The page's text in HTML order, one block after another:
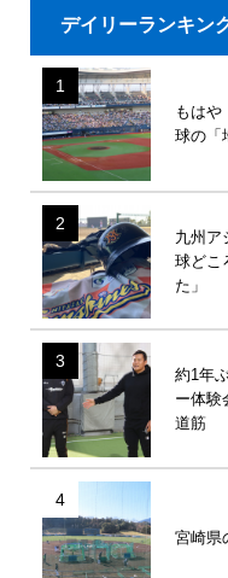
デイリーランキン
1
もはや
球の「
2
九州ア
球どこ
た」
3
約1年
ー体験
道筋
4
宮崎県